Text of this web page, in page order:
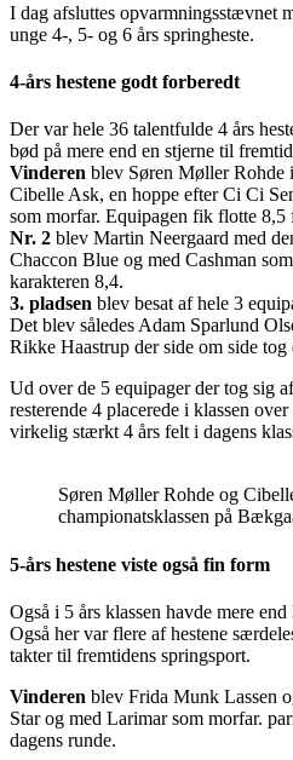
I dag afsluttes opvarmningsstævnet
unge 4-, 5- og 6 års springheste.
4-års hestene godt forberedt
Der var hele 36 talentfulde 4 års
bød på mere end en stjerne til
Vinderen blev Søren Møller Rohde
Cibelle Ask, en hoppe efter Ci Ci
som morfar. Equipagen fik flotte 8,5
Nr. 2 blev Martin Neergaard med
Chaccon Blue og med Cashman
karakteren 8,4.
3. pladsen blev besat af hele 3
Det blev således Adam Sparlund
Rikke Haastrup der side om side
Ud over de 5 equipager der tog sig
resterende 4 placerede i klassen
virkelig stærkt 4 års felt i dagens
Søren Møller Rohde og
championatsklassen på
5-års hestene viste også fin form
Også i 5 års klassen havde mere
Også her var flere af hestene
takter til fremtidens springsport.
Vinderen blev Frida Munk Lassen
Star og med Larimar som morfar.
dagens runde.